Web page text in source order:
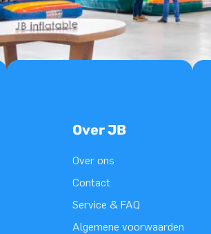
Over JB
Over ons
Contact
Service & FAQ
Algemene voorwaarden